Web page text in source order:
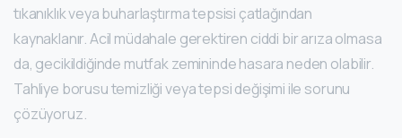
tıkanıklık veya buharlaştırma tepsisi çatlağından
kaynaklanır. Acil müdahale gerektiren ciddi bir arıza olmasa
da, gecikildiğinde mutfak zemininde hasara neden olabilir.
Tahliye borusu temizliği veya tepsi değişimi ile sorunu
çözüyoruz.